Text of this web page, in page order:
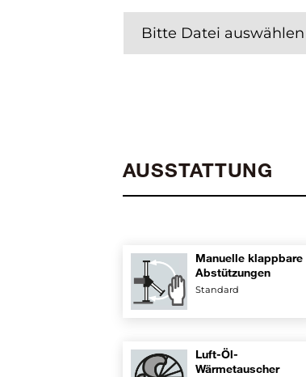
Bitte Datei auswählen
AUSSTATTUNG
Manuelle klappbare
Abstützungen
Standard
Luft-Öl-
Wärmetauscher